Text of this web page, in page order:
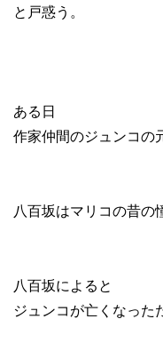
と戸惑う。
ある日
作家仲間のジュンコの
八百坂はマリコの昔の
八百坂によると
ジュンコが亡くなった